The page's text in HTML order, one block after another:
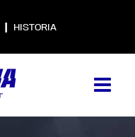
| HISTORIA